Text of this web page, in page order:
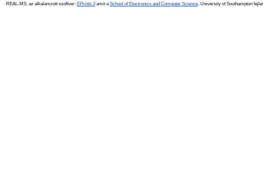
REAL-MS, az alkalamzott szoftver: EPrints 3amit a School of Electronics and Computer Science , University of Southampton